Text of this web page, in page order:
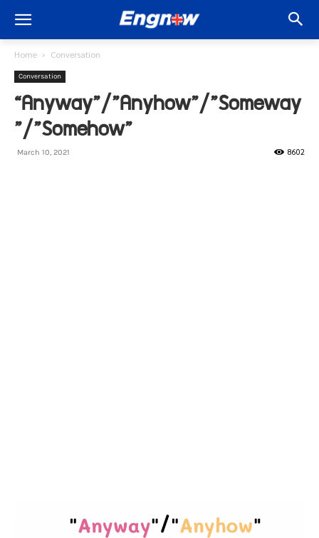
Home Conversation
Conversation
“Anyway”/”Anyhow”/”Someway
”/”Somehow”
March 10, 2021 8602